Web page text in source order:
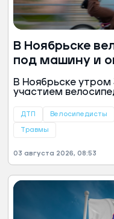
В Ноябрьске
под машину и
В Ноябрьске
участием
ДТП Велосипедисты
Травмы
03 августа 2026, 08:53